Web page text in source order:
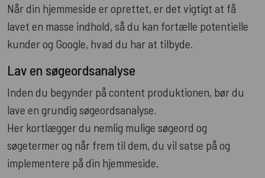
Når din hjemmeside er oprettet, er det vigtigt at få
lavet en masse indhold, så du kan fortælle potentielle
kunder og Google, hvad du har at tilbyde.
Lav en søgeordsanalyse
Inden du begynder på content produktionen, bør du
lave en grundig søgeordsanalyse.
Her kortlægger du nemlig mulige søgeord og
søgetermer og når frem til dem, du vil satse på og
implementere på din hjemmeside.